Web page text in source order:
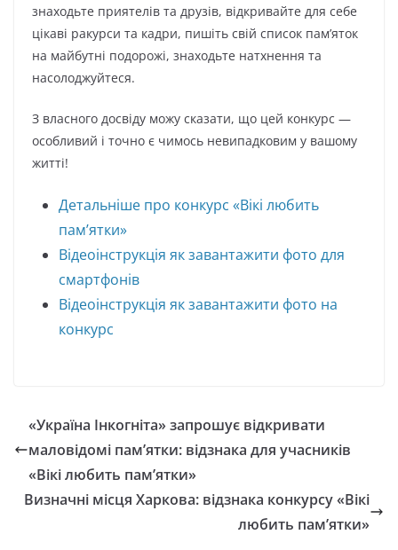
знаходьте приятелів та друзів, відкривайте для себе
цікаві ракурси та кадри, пишіть свій список пам’яток
на майбутні подорожі, знаходьте натхнення та
насолоджуйтеся.
З власного досвіду можу сказати, що цей конкурс —
особливий і точно є чимось невипадковим у вашому
житті!
Детальніше про конкурс «Вікі любить
пам’ятки»
Відеоінструкція як завантажити фото для
смартфонів
Відеоінструкція як завантажити фото на
конкурс
«Україна Інкогніта» запрошує відкривати
маловідомі пам’ятки: відзнака для учасників
«Вікі любить пам’ятки»
Визначні місця Харкова: відзнака конкурсу «Вікі
любить пам’ятки»